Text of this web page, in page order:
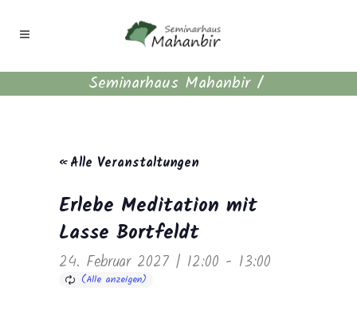
Seminarhaus Mahanbir/
« Alle Veranstaltungen
Erlebe Meditation mit
Lasse Bortfeldt
24. Februar 2027 | 12:00 - 13:00